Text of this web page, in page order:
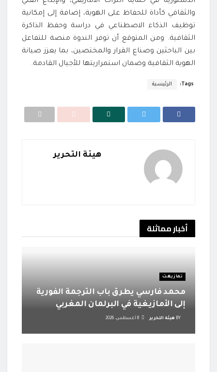
والثقافي كأداة للحفاظ على الهوية، إضافة إلى إمكانية
توظيف الذكاء الاصطناعي في دراسة وحفظ الذاكرة
الثقافية. ومن المتوقع أن توفر الندوة منصة للتفاعل
بين الباحثين وصناع القرار والمختصين، بما يعزز صيانة
الهوية الثقافية وضمان استمراريتها للأجيال القادمة.
Tags: الرئيسية
هيئة التحرير
أخبارمماثلة
تمازيغت
محمد فارسي يطرق باب الترجمة الفورية
إلى الأمازيغية في البرلمان المغربي
BY هيئة التحرير